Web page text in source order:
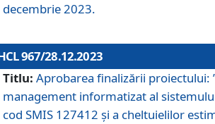
decembrie 2023.
967/28.12.2023
Titlu: Aprobarea finalizării proiectului:
management informatizat al
cod SMIS 127412 și a cheltuielilor